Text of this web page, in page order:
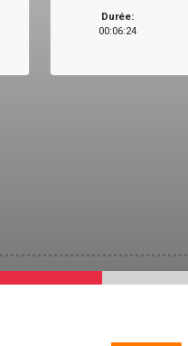
Durée:
00:06:24